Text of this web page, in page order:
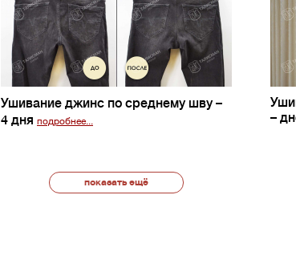
Ушивание джинс по среднему шву –
4 дня подробнее...
–
показать ещё